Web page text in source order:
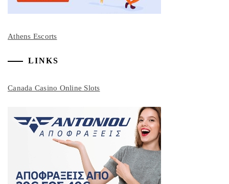
Athens Escorts
LINKS
Canada Casino Online Slots